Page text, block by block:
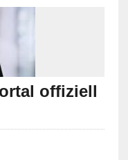
offiziell